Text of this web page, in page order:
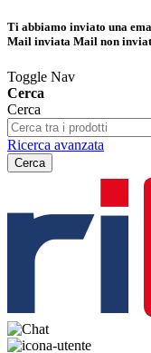
Ti abbiamo inviato una
Mail inviata Mail non
Toggle Nav
Cerca
Cerca
Ricerca avanzata
Cerca